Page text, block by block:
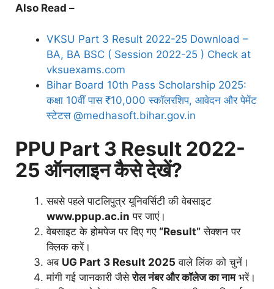
Also Read –
VKSU Part 3 Result 2022-25 Download –
BA, BA BSC ( Session 2022-25 ) Check at
vksuexams.com
Bihar Board 10th Pass Scholarship 2025:
कक्षा 10वीं पास ₹10,000 स्कॉलरशिप, आवेदन और पेमेंट
स्टेटस @medhasoft.bihar.gov.in
PPU Part 3 Result 2022-
25 ऑनलाइन कैसे देखें?
सबसे पहले पाटलिपुत्र यूनिवर्सिटी की वेबसाइट
www.ppup.ac.in पर जाएं।
वेबसाइट के होमपेज पर दिए गए “Result” सेक्शन पर
क्लिक करें।
अब UG Part 3 Result 2025 वाले लिंक को चुनें।
मांगी गई जानकारी जैसेरोल नंबर और कॉलेज का नामभरें।